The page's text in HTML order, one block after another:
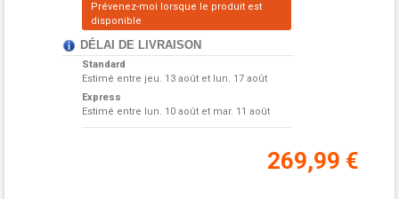
Prévenez-moi lorsque le produit est
disponible
DÉLAI DE LIVRAISON
Standard
Estimé entre jeu. 13 août et lun. 17 août
Express
Estimé entre lun. 10 août et mar. 11 août
269,99 €